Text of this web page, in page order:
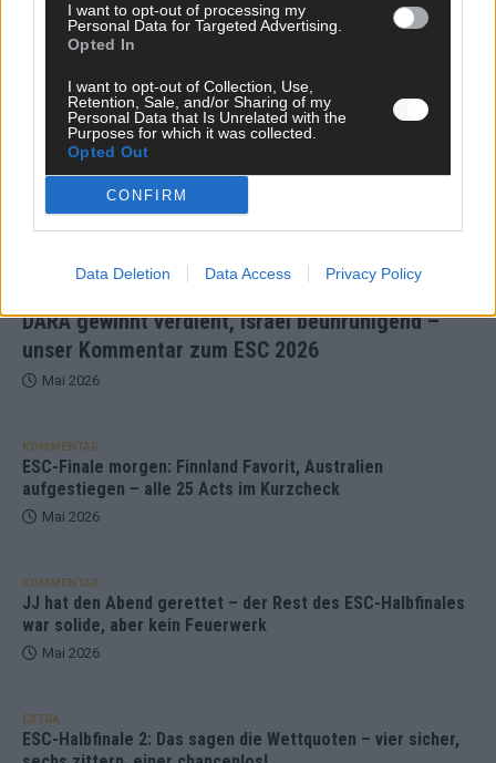
I want to opt-out of processing my
Personal Data for Targeted Advertising.
Opted In
I want to opt-out of Collection, Use,
Retention, Sale, and/or Sharing of my
Personal Data that Is Unrelated with the
Purposes for which it was collected.
Opted Out
CONFIRM
Data Deletion Data Access Privacy Policy
TOP STORIES
Monaco, Sallys Café, Westernbrauerei – der
Europa-Park 2026 macht vieles neu
DARA gewinnt verdient, Israel beunruhigend –
unser Kommentar zum ESC 2026
Mai 2026
KOMMENTAR
ESC-Finale morgen: Finnland Favorit, Australien
aufgestiegen – alle 25 Acts im Kurzcheck
Mai 2026
KOMMENTAR
JJ hat den Abend gerettet – der Rest des ESC-Halbfinales
war solide, aber kein Feuerwerk
Mai 2026
EXTRA
ESC-Halbfinale 2: Das sagen die Wettquoten – vier sicher,